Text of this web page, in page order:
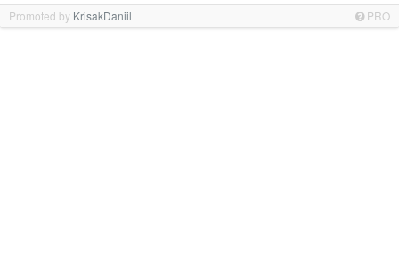
Promoted by KrisakDaniil PRO